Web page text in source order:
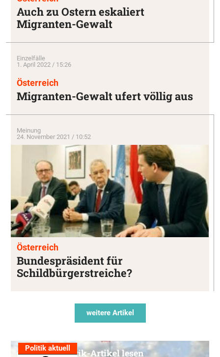
Auch zu Ostern eskaliert
Migranten-Gewalt
Einzelfälle
1. April 2022 / 15:26
Österreich
Migranten-Gewalt ufert völlig aus
Meinung
24. November 2021 / 10:52
Österreich
Bundespräsident für
Schildbürgerstreiche?
weitere Artikel
Politik aktuell
Alle Politik-Artikel lesen